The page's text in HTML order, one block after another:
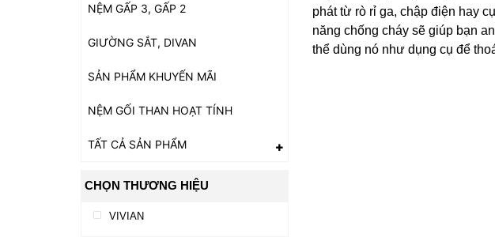
NỆM GẤP 3, GẤP 2
GIƯỜNG SẮT, DIVAN
SẢN PHẨM KHUYẾN MÃI
NỆM GỐI THAN HOẠT TÍNH
TẤT CẢ SẢN PHẨM
CHỌN THƯƠNG HIỆU
VIVIAN
phát từ rò rỉ ga, chập điện hay
năng chống cháy sẽ giúp bạn
thể dùng nó như dụng cụ để